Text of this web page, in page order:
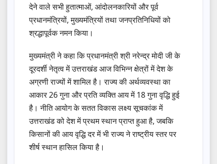
देने वाले सभी हुतात्माओं, आंदोलनकारियों और पूर्व
प्रधानमंत्रियों, मुख्यमंत्रियों तथा जनप्रतिनिधियों को
श्रद्धापूर्वक नमन किया।
मुख्यमंत्री ने कहा कि प्रधानमंत्री श्री नरेन्द्र मोदी जी के
दूरदर्शी नेतृत्व में उत्तराखंड आज विभिन्न क्षेत्रों में देश के
अग्रणी राज्यों में शामिल है। राज्य की अर्थव्यवस्था का
आकार 26 गुना और प्रति व्यक्ति आय में 18 गुना वृद्धि हुई
है। नीति आयोग के सतत विकास लक्ष्य सूचकांक में
उत्तराखंड को देश में प्रथम स्थान प्राप्त हुआ है, जबकि
किसानों की आय वृद्धि दर में भी राज्य ने राष्ट्रीय स्तर पर
शीर्ष स्थान हासिल किया है।